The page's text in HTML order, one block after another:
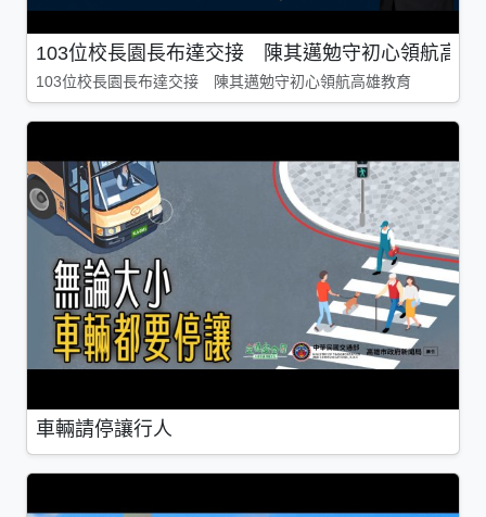
103位校長園長布達交接 陳其邁勉守初心領航高雄
103位校長園長布達交接 陳其邁勉守初心領航高雄教育
車輛請停讓行人